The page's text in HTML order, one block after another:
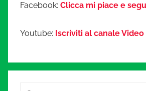
Facebook: Clicca mi piace e
Youtube: Iscriviti al canale